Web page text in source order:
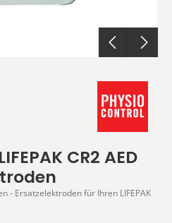
CR2 AED
- Ersatzelektroden für Ihren LIFEPAK